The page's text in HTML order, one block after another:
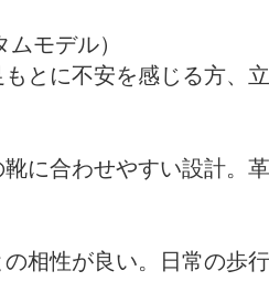
ムモデル）
とに不安を感じる方、
に合わせやすい設計。
相性が良い。日常の歩